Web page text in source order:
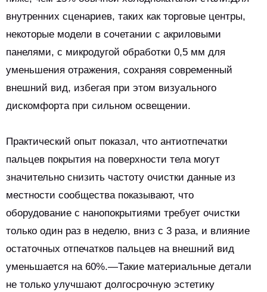
внутренних сценариев, таких как торговые центры,
некоторые модели в сочетании с акриловыми
панелями, с микродугой обработки 0,5 мм для
уменьшения отражения, сохраняя современный
внешний вид, избегая при этом визуального
дискомфорта при сильном освещении.
Практический опыт показал, что антиотпечатки
пальцев покрытия на поверхности тела могут
значительно снизить частоту очистки данные из
местности сообщества показывают, что
оборудование с нанопокрытиями требует очистки
только один раз в неделю, вниз с 3 раза, и влияние
остаточных отпечатков пальцев на внешний вид
уменьшается на 60%.—Такие материальные детали
не только улучшают долгосрочную эстетику